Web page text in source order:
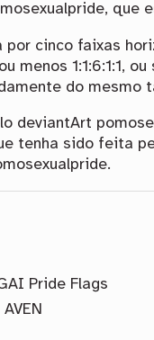
cinco faixas
menos 1:1:6:1:1,
do mesmo
deviantArt
tenha sido feita
Pride Flags
AVEN